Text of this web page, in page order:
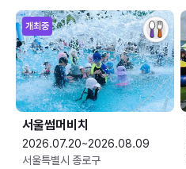
개최중
서울썸머비치
2026.07.20~2026.08.09
서울특별시 종로구